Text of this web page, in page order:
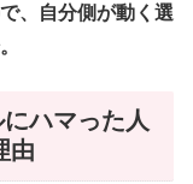
、自分側が動く選
ハマった人
由